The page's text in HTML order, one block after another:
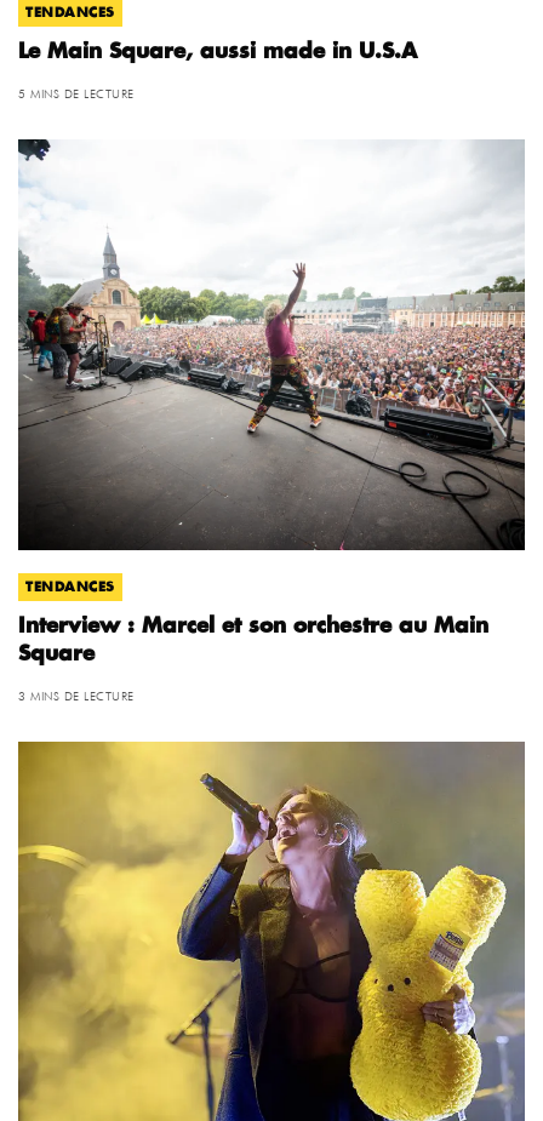
TENDANCES
Le Main Square, aussi made in U.S.A
5 MINS DE LECTURE
TENDANCES
Interview : Marcel et son orchestre au Main
Square
3 MINS DE LECTURE